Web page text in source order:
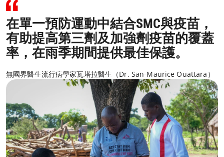
在單一預防運動中結合SMC與疫苗，
有助提高第三劑及加強劑疫苗的覆蓋
率，在雨季期間提供最佳保護。
無國界醫生流行病學家瓦塔拉醫生（Dr. San-Maurice Ouattara）